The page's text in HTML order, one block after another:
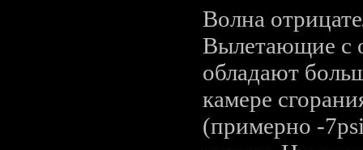
Волна
Вылетающие с
обладают
камере
(примерно -